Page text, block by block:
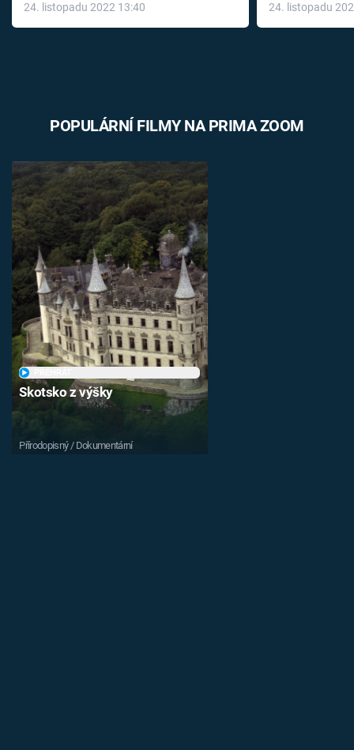
24. listopadu 2022 13:40
léky
24. listopadu
POPULÁRNÍ FILMY NA PRIMA ZOOM
Skotsko z výšky
Přírodopisný / Dokumentární